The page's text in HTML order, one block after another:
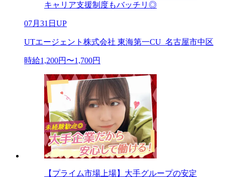
キャリア支援制度もバッチリ◎
07月31日UP
UTエージェント株式会社 東海第一CU_名古屋市中区
時給1,200円〜1,700円
【プライム市場上場】大手グループの安定